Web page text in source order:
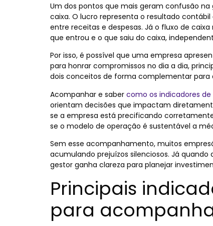
Um dos pontos que mais geram confusão
caixa. O lucro representa o resultado
entre receitas e despesas. Já o fluxo de
que entrou e o que saiu do caixa,
Por isso, é possível que uma empresa
para honrar compromissos no dia a dia,
dois conceitos de forma complementar para
Acompanhar e saber como os indicadores
orientam decisões que impactam
se a empresa está precificando
se o modelo de operação é sustentável a
Sem esse acompanhamento, muitos
acumulando prejuízos silenciosos. Já
gestor ganha clareza para planejar
Principais
para